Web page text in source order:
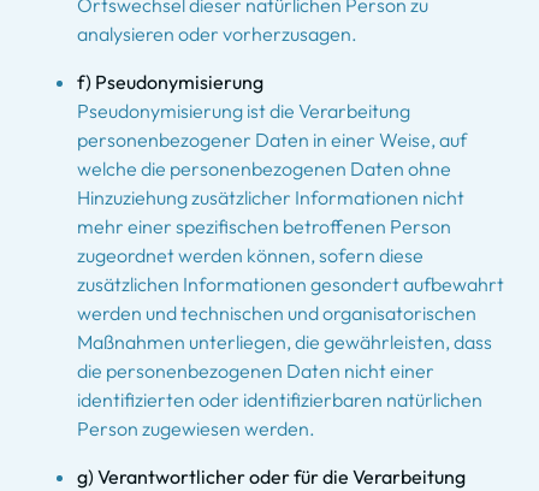
Ortswechsel dieser natürlichen Person zu
analysieren oder vorherzusagen.
f) Pseudonymisierung
Pseudonymisierung ist die Verarbeitung
personenbezogener Daten in einer Weise, auf
welche die personenbezogenen Daten ohne
Hinzuziehung zusätzlicher Informationen nicht
mehr einer spezifischen betroffenen Person
zugeordnet werden können, sofern diese
zusätzlichen Informationen gesondert aufbewahrt
werden und technischen und organisatorischen
Maßnahmen unterliegen, die gewährleisten, dass
die personenbezogenen Daten nicht einer
identifizierten oder identifizierbaren natürlichen
Person zugewiesen werden.
g) Verantwortlicher oder für die Verarbeitung